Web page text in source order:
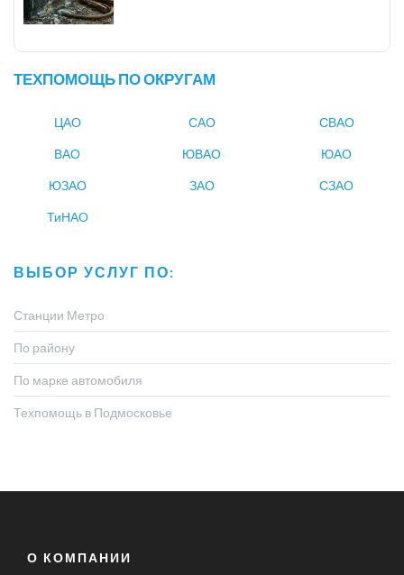
ТЕХПОМОЩЬ ПО ОКРУГАМ
ЦАО САО СВАО
ВАО ЮВАО ЮАО
ЮЗАО ЗАО СЗАО
ТиНАО
ВЫБОР УСЛУГ ПО:
Станции Метро
По району
По марке автомобиля
Техпомощь в Подмосковье
О КОМПАНИИ